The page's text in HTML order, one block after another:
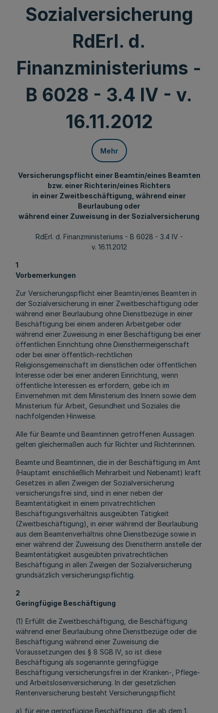
Sozialversicherung
RdErl. d.
Finanzministeriums -
B 6028 - 3.4 IV - v.
16.11.2012
Mehr
Versicherungspflicht einer Beamtin/eines Beamten
bzw. einer Richterin/eines Richters
in einer Zweitbeschäftigung, während einer
Beurlaubung oder
während einer Zuweisung in der Sozialversicherung
RdErl. d. Finanzministeriums - B 6028 - 3.4 IV -
v. 16.11.2012
1
Vorbemerkungen
Zur Versicherungspflicht einer Beamtin/eines Beamten in
der Sozialversicherung in einer Zweitbeschäftigung oder
während einer Beurlaubung ohne Dienstbezüge in einer
Beschäftigung bei einem anderen Arbeitgeber oder
während einer Zuweisung in einer Beschäftigung bei einer
öffentlichen Einrichtung ohne Dienstherrneigenschaft
oder bei einer öffentlich-rechtlichen
Religionsgemeinschaft im dienstlichen oder öffentlichen
Interesse oder bei einer anderen Einrichtung, wenn
öffentliche Interessen es erfordern, gebe ich im
Einvernehmen mit dem Ministerium des Innern sowie dem
Ministerium für Arbeit, Gesundheit und Soziales die
nachfolgenden Hinweise.
Alle für Beamte und Beamtinnen getroffenen Aussagen
gelten gleichermaßen auch für Richter und Richterinnen.
Beamte und Beamtinnen, die in der Beschäftigung im Amt
(Hauptamt einschließlich Mehrarbeit und Nebenamt) kraft
Gesetzes in allen Zweigen der Sozialversicherung
versicherungsfrei sind, sind in einer neben der
Beamtentätigkeit in einem privatrechtlichen
Beschäftigungsverhältnis ausgeübten Tätigkeit
(Zweitbeschäftigung), in einer während der Beurlaubung
aus dem Beamtenverhältnis ohne Dienstbezüge sowie in
einer während der Zuweisung des Dienstherrn anstelle der
Beamtentätigkeit ausgeübten privatrechtlichen
Beschäftigung in allen Zweigen der Sozialversicherung
grundsätzlich versicherungspflichtig.
2
Geringfügige Beschäftigung
(1) Erfüllt die Zweitbeschäftigung, die Beschäftigung
während einer Beurlaubung ohne Dienstbezüge oder die
Beschäftigung während einer Zuweisung die
Voraussetzungen des § 8 SGB IV, so ist diese
Beschäftigung als sogenannte geringfügige
Beschäftigung versicherungsfrei in der Kranken-, Pflege-
und Arbeitslosenversicherung. In der gesetzlichen
Rentenversicherung besteht Versicherungspflicht
a) für eine geringfügige Beschäftigung, die ab dem 1.